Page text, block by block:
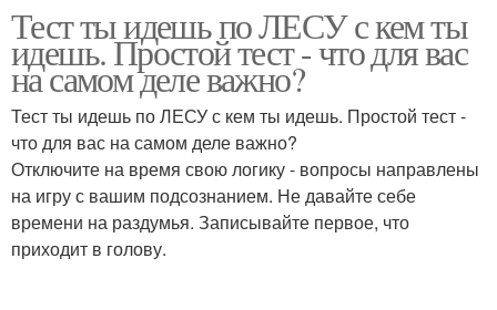
Тесты по психологии Тест по фрейду
Тест ты идешь по ЛЕСУ с кем ты
идешь. Простой тест - что для вас
на самом деле важно?
Тест ты идешь по ЛЕСУ с кем ты идешь. Простой тест -
что для вас на самом деле важно?
Отключите на время свою логику - вопросы направлены
на игру с вашим подсознанием. Не давайте себе
времени на раздумья. Записывайте первое, что
приходит в голову.